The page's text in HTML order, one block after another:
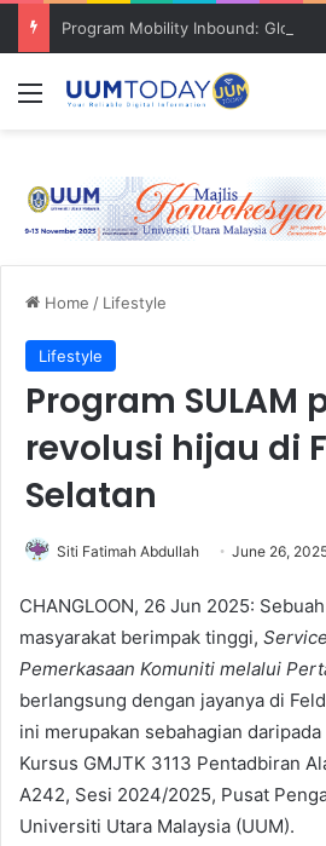
Menu
Home / Lifestyle
Lifestyle
Program SULAM
revolusi hijau di
Selatan
Siti Fatimah Abdullah June 26,
CHANGLOON, 26 Jun 2025:
masyarakat berimpak tinggi,
Pemerkasaan Komuniti melalui
berlangsung dengan jayanya di
ini merupakan sebahagian
Kursus GMJTK 3113 Pentadbiran
A242, Sesi 2024/2025, Pusat
Universiti Utara Malaysia (UUM).